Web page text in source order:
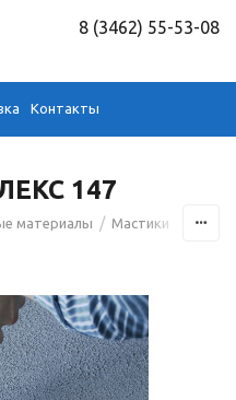
8 (3462) 55-53-08
Контакты
147
материалы / Мастики